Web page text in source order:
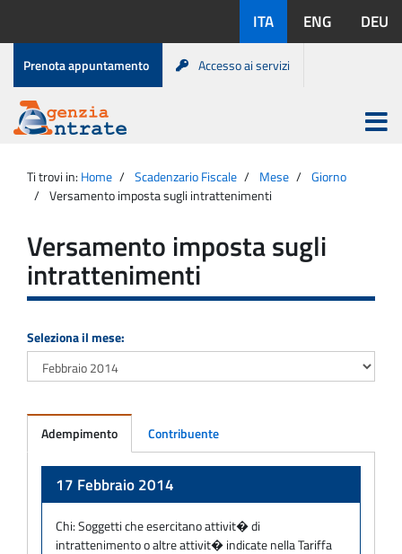
contenuto
disponibili:
ITA ENG DEU
Menu
di
servizio
Prenota appuntamento Accesso ai servizi
Agenzia
Entrate
Apri
menu
principale
Ti trovi in: Home Scadenzario Fiscale Mese
Giorno
Versamento imposta sugli intrattenimenti
Versamento imposta sugli
intrattenimenti
Seleziona il mese:
Adempimento Contribuente
17 Febbraio 2014
Chi:Soggetti che esercitano attivit� di
intrattenimento o altre attivit� indicate nella Tariffa